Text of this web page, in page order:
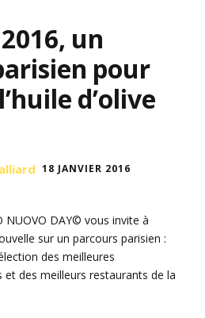
un
pour
d’olive
18 JANVIER 2016
NUOVO DAY© vous invite à
sur un parcours parisien :
des meilleures
et des meilleurs restaurants de la